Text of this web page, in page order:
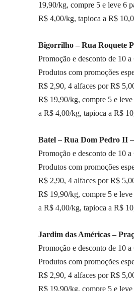
19,90/kg, compre 5 e leve 6
R$ 4,00/kg, tapioca a R$
Bigorrilho – Rua Roquete
Promoção e desconto de 10 a
Produtos com promoções
R$ 2,90, 4 alfaces por R$
R$ 19,90/kg, compre 5 e
a R$ 4,00/kg, tapioca a R$
Batel – Rua Dom Pedro II
Promoção e desconto de 10 a
Produtos com promoções
R$ 2,90, 4 alfaces por R$
R$ 19,90/kg, compre 5 e
a R$ 4,00/kg, tapioca a R$
Jardim das Américas –
Promoção e desconto de 10 a
Produtos com promoções
R$ 2,90, 4 alfaces por R$
R$ 19,90/kg, compre 5 e